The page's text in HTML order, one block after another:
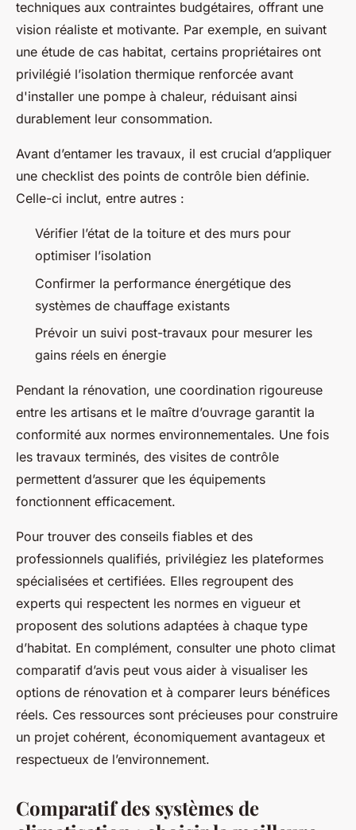
techniques aux contraintes budgétaires, offrant une
vision réaliste et motivante. Par exemple, en suivant
une étude de cas habitat, certains propriétaires ont
privilégié l’isolation thermique renforcée avant
d'installer une pompe à chaleur, réduisant ainsi
durablement leur consommation.
Avant d’entamer les travaux, il est crucial d’appliquer
une checklist des points de contrôle bien définie.
Celle-ci inclut, entre autres :
Vérifier l’état de la toiture et des murs pour
optimiser l’isolation
Confirmer la performance énergétique des
systèmes de chauffage existants
Prévoir un suivi post-travaux pour mesurer les
gains réels en énergie
Pendant la rénovation, une coordination rigoureuse
entre les artisans et le maître d’ouvrage garantit la
conformité aux normes environnementales. Une fois
les travaux terminés, des visites de contrôle
permettent d’assurer que les équipements
fonctionnent efficacement.
Pour trouver des conseils fiables et des
professionnels qualifiés, privilégiez les plateformes
spécialisées et certifiées. Elles regroupent des
experts qui respectent les normes en vigueur et
proposent des solutions adaptées à chaque type
d’habitat. En complément, consulter une photo climat
comparatif d’avis peut vous aider à visualiser les
options de rénovation et à comparer leurs bénéfices
réels. Ces ressources sont précieuses pour construire
un projet cohérent, économiquement avantageux et
respectueux de l’environnement.
Comparatif des systèmes de